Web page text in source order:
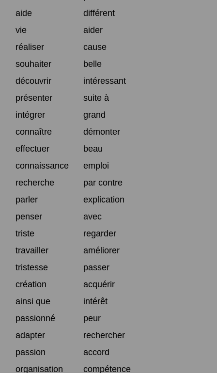
aide
différent
vie
aider
réaliser
cause
souhaiter
belle
découvrir
intéressant
présenter
suite à
intégrer
grand
connaître
démonter
effectuer
beau
connaissance
emploi
recherche
par contre
parler
explication
penser
avec
triste
regarder
travailler
améliorer
tristesse
passer
création
acquérir
ainsi que
intérêt
passionné
peur
adapter
rechercher
passion
accord
organisation
compétence